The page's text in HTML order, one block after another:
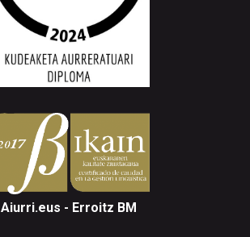
Aiurri.eus - Erroitz BM